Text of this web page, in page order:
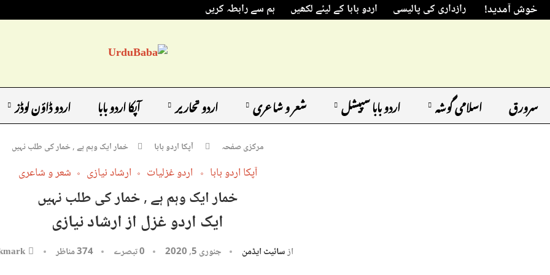
خوش آمدید! رازداری کی پالیسی اردو بابا کے لیئے لکھیں ہم سے رابطہ کریں
سرورق اسلامی گوشہ اردو بابا سپیشل شعر و شاعری اردو تحاریر آپکا اردو بابا اردو ڈاؤن لوڈز
مرکزی صفحہ آپکا اردو بابا خمار ایک وہم ہے , خمار کی طلب نہیں
آپکا اردو بابا اردو غزلیات ارشاد نیازی شعر و شاعری
خمار ایک وہم ہے , خمار کی طلب نہیں
ایک اردو غزل از ارشاد نیازی
ازسائیٹ ایڈمن جنوری 5, 2020 0 تبصرے 374مناظر